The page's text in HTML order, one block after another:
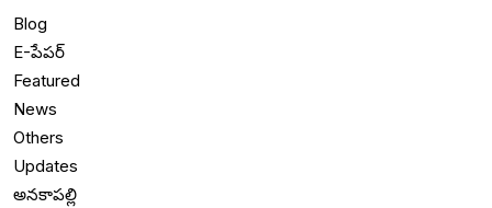
Blog
E-పేపర్
Featured
News
Others
Updates
అనకాపల్లి